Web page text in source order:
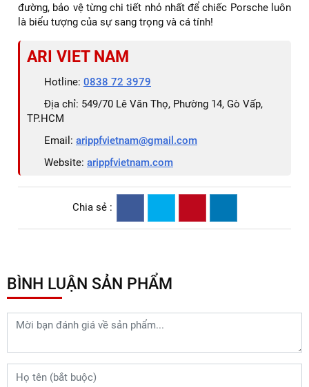
đường, bảo vệ từng chi tiết nhỏ nhất để chiếc Porsche luôn
là biểu tượng của sự sang trọng và cá tính!
ARI VIET NAM
Hotline: 0838 72 3979
Địa chỉ: 549/70 Lê Văn Thọ, Phường 14, Gò Vấp,
TP.HCM
Email: arippfvietnam@gmail.com
Website: arippfvietnam.com
Chia sẻ :
BÌNH LUẬN SẢN PHẨM